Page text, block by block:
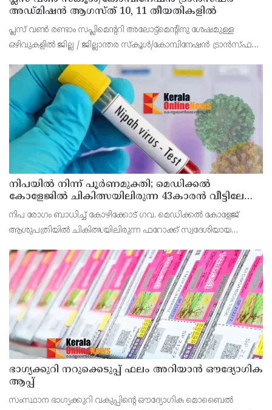
അഡ്മിഷൻ ആഗസ്ത് 10, 11 തീയതികളിൽ
പ്ലസ് വൺ രണ്ടാം സപ്ലിമെന്ററി അലോട്ട്‌മെന്റിനു ശേഷമുള്ള
ഒഴിവുകളിൽ ജില്ല / ജില്ലാന്തര സ്‌കൂൾ/കോമ്പിനേഷൻ ട്രാൻസ്ഫർ
വൈകിട്ട് 4 മണി വരെ നൽകിയിരുന്നു
നിപയിൽ നിന്ന് പൂർണമുക്തി; മെഡിക്കൽ
കോളേജിൽ ചികിത്സയിലിരുന്ന 43കാരൻ വീട്ടിലേക്ക്
മടങ്ങി
നിപ രോഗം ബാധിച്ച് കോഴിക്കോട് ഗവ. മെഡിക്കൽ കോളേജ്
ആശുപത്രിയിൽ ചികിത്സയിലിരുന്ന ഫറോക്ക് സ്വദേശിയായ
ഭാഗ്യക്കുറി നറുക്കെടുപ്പ് ഫലം അറിയാൻ ഔദ്യോഗിക
ആപ്പ്
സംസ്ഥാന ഭാഗ്യക്കുറി വകുപ്പിന്റെ ഔദ്യോഗിക മൊബൈൽ